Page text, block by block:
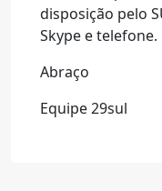
disposição pelo
Skype e telefone.
Abraço
Equipe 29sul